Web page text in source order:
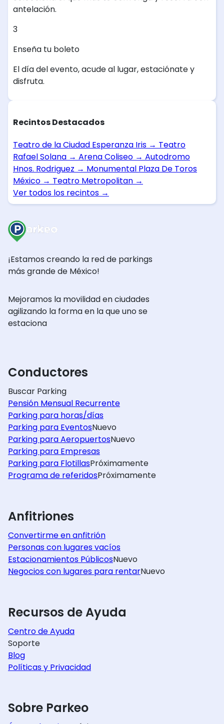
antelación.
3
Enseña tu boleto
El día del evento, acude al lugar, estaciónate y
disfruta.
Recintos Destacados
Teatro de la Ciudad Esperanza Iris → Teatro
Rafael Solana → Arena Coliseo → Autodromo
Hnos. Rodriguez → Monumental Plaza De Toros
México → Teatro Metropolitan →
Ver todos los recintos →
¡Estamos creando la red de parkings
más grande de México!
Mejoramos la movilidad en ciudades
agilizando la forma en la que uno se
estaciona
Conductores
Buscar Parking
Pensión Mensual Recurrente
Parking para horas/días
Parking para EventosNuevo
Parking para AeropuertosNuevo
Parking para Empresas
Parking para FlotillasPróximamente
Programa de referidosPróximamente
Anfitriones
Convertirme en anfitrión
Personas con lugares vacíos
Estacionamientos PúblicosNuevo
Negocios con lugares para rentarNuevo
Recursos de Ayuda
Centro de Ayuda
Soporte
Blog
Políticas y Privacidad
Sobre Parkeo